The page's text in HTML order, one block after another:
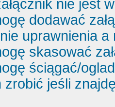
nie jest
dodawać
uprawnienia
skasować
ściągać/
jeśli